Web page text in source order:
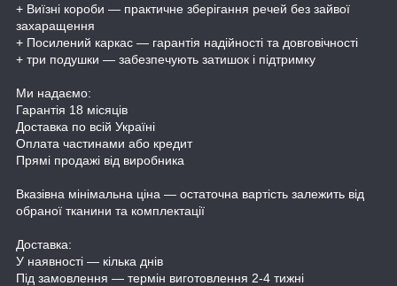
+ Виїзні короби — практичне зберігання речей без зайвої
захаращення
+ Посилений каркас — гарантія надійності та довговічності
+ три подушки — забезпечують затишок і підтримку
Ми надаємо:
Гарантія 18 місяців
Доставка по всій Україні
Оплата частинами або кредит
Прямі продажі від виробника
Вказівна мінімальна ціна — остаточна вартість залежить від
обраної тканини та комплектації
Доставка:
У наявності — кілька днів
Під замовлення — термін виготовлення 2-4 тижні